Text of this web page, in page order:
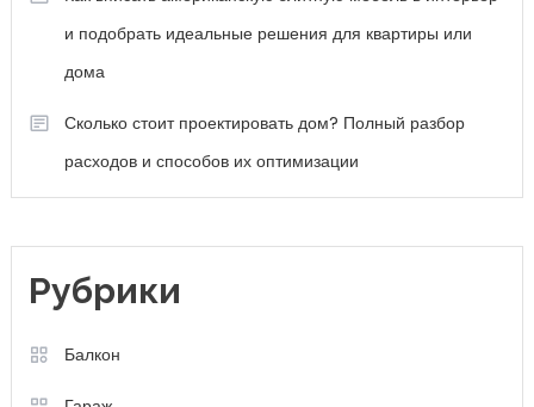
и подобрать идеальные решения для квартиры или
дома
Сколько стоит проектировать дом? Полный разбор
расходов и способов их оптимизации
Рубрики
Балкон